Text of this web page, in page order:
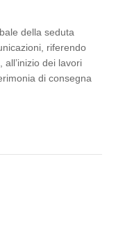
della seduta
riferendo
dei lavori
di consegna